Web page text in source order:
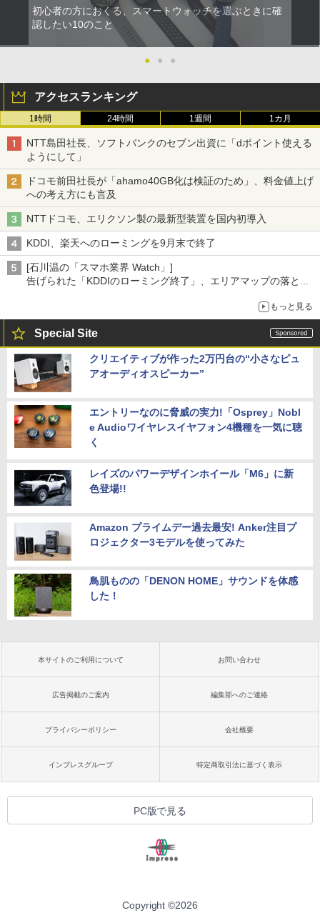
初心者の方におくる、スマートウォッチを選ぶときに確
認したい10のこと
● ● ●
アクセスランキング
1時間 24時間 1週間 1カ月
NTT島田社長、ソフトバンクのセブン出資に「dポイント使える
ようにして」
ドコモ前田社長が「ahamo40GB化は検証のため」、料金値上げ
への考え方にも言及
NTTドコモ、エリクソン製の最新型装置を国内初導入
KDDI、楽天へのローミングを9月末で終了
[石川温の「スマホ業界 Watch」]
告げられた「KDDIのローミング終了」、エリアマップの落とし
もっと見る
Special Site
クリエイティブが作った2万円台の“小さなピュ
アオーディオスピーカー”
エントリーなのに脅威の実力!「Osprey」Nobl
e Audioワイヤレスイヤフォン4機種を一気に聴
く
レイズのパワーデザインホイール「M6」に新
色登場!!
Amazon プライムデー過去最安! Anker注目プ
ロジェクター3モデルを使ってみた
鳥肌ものの「DENON HOME」サウンドを体感
した！
本サイトのご利用について お問い合わせ
広告掲載のご案内 編集部へのご連絡
プライバシーポリシー 会社概要
インプレスグループ 特定商取引法に基づく表示
PC版で見る
Copyright ©2026